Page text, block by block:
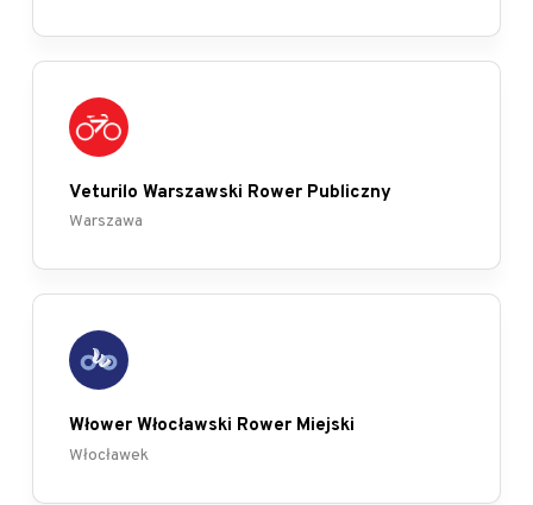
Veturilo Warszawski Rower Publiczny
Warszawa
Włower Włocławski Rower Miejski
Włocławek